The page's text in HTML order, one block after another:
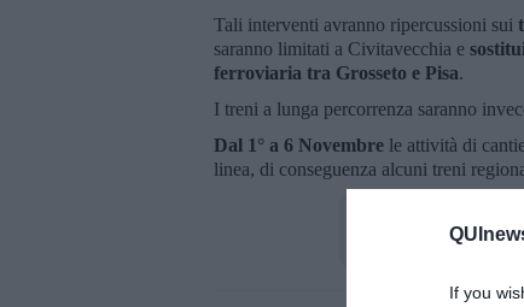
If you
Tali interventi avranno ripercussioni sui
saranno limitati a Civitavecchia e
ferroviaria tra Grosseto e Pisa.
I treni a lunga percorrenza saranno
Dal 1° a 6 Novembre le attività di
linea, di conseguenza alcuni treni